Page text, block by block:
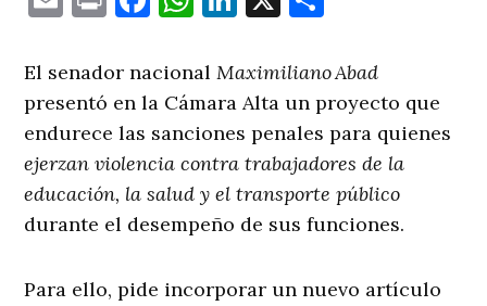
El senador nacionalMaximiliano Abad
presentó en la Cámara Alta un proyecto que
endurece las sanciones penales para quienes
ejerzan violencia contra trabajadores de la
educación, la salud y el transporte público
durante el desempeño de sus funciones.
Para ello, pide incorporar un nuevo artículo